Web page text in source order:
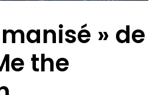
» de
the